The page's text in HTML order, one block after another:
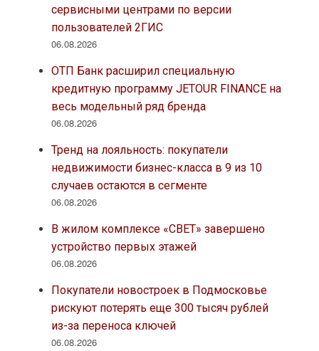
сервисными центрами по версии
пользователей 2ГИС
06.08.2026
ОТП Банк расширил специальную
кредитную программу JETOUR FINANCE на
весь модельный ряд бренда
06.08.2026
Тренд на лояльность: покупатели
недвижимости бизнес-класса в 9 из 10
случаев остаются в сегменте
06.08.2026
В жилом комплексе «СВЕТ» завершено
устройство первых этажей
06.08.2026
Покупатели новостроек в Подмосковье
рискуют потерять еще 300 тысяч рублей
из-за переноса ключей
06.08.2026